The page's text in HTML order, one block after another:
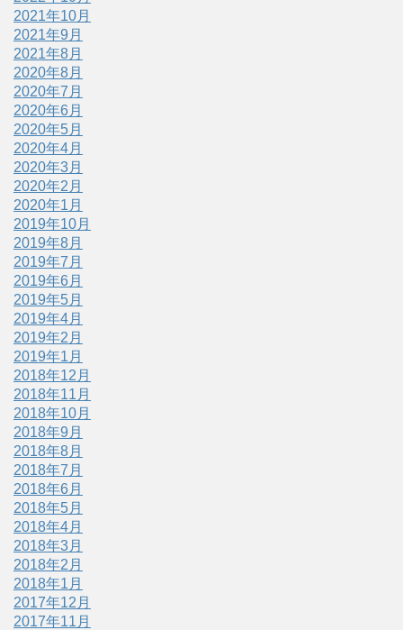
2021年10月
2021年9月
2021年8月
2020年8月
2020年7月
2020年6月
2020年5月
2020年4月
2020年3月
2020年2月
2020年1月
2019年10月
2019年8月
2019年7月
2019年6月
2019年5月
2019年4月
2019年2月
2019年1月
2018年12月
2018年11月
2018年10月
2018年9月
2018年8月
2018年7月
2018年6月
2018年5月
2018年4月
2018年3月
2018年2月
2018年1月
2017年12月
2017年11月